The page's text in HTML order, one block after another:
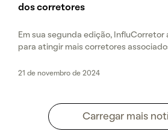
dos corretores
Em sua segunda edição,
para atingir mais corretores
21 de novembro de 2024
Carregar mais